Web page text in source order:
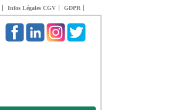
Infos Légales CGV GDPR